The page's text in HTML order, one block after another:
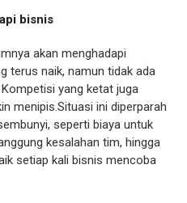
bisnis
akan menghadapi
terus naik, namun tidak ada
yang ketat juga
menipis.Situasi ini diperparah
seperti biaya untuk
kesalahan tim, hingga
setiap kali bisnis mencoba